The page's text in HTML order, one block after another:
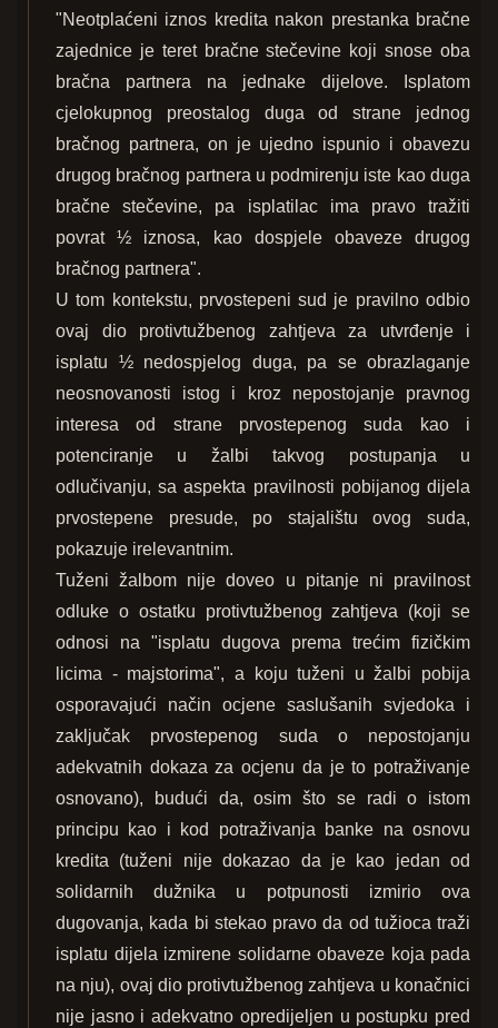
"Neotplaćeni iznos kredita nakon prestanka bračne
zajednice je teret bračne stečevine koji snose oba
bračna partnera na jednake dijelove. Isplatom
cjelokupnog preostalog duga od strane jednog
bračnog partnera, on je ujedno ispunio i obavezu
drugog bračnog partnera u podmirenju iste kao duga
bračne stečevine, pa isplatilac ima pravo tražiti
povrat ½ iznosa, kao dospjele obaveze drugog
bračnog partnera".
U tom kontekstu, prvostepeni sud je pravilno odbio
ovaj dio protivtužbenog zahtjeva za utvrđenje i
isplatu ½ nedospjelog duga, pa se obrazlaganje
neosnovanosti istog i kroz nepostojanje pravnog
interesa od strane prvostepenog suda kao i
potenciranje u žalbi takvog postupanja u
odlučivanju, sa aspekta pravilnosti pobijanog dijela
prvostepene presude, po stajalištu ovog suda,
pokazuje irelevantnim.
Tuženi žalbom nije doveo u pitanje ni pravilnost
odluke o ostatku protivtužbenog zahtjeva (koji se
odnosi na "isplatu dugova prema trećim fizičkim
licima - majstorima", a koju tuženi u žalbi pobija
osporavajući način ocjene saslušanih svjedoka i
zaključak prvostepenog suda o nepostojanju
adekvatnih dokaza za ocjenu da je to potraživanje
osnovano), budući da, osim što se radi o istom
principu kao i kod potraživanja banke na osnovu
kredita (tuženi nije dokazao da je kao jedan od
solidarnih dužnika u potpunosti izmirio ova
dugovanja, kada bi stekao pravo da od tužioca traži
isplatu dijela izmirene solidarne obaveze koja pada
na nju), ovaj dio protivtužbenog zahtjeva u konačnici
nije jasno i adekvatno opredijeljen u postupku pred